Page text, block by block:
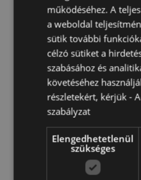
Termékjellemzők
További
Információ
Magasság 8.5cm
Doboz Mérete 9 x 6.5 x 2.5cm
5055071787331
120
0.114000
Nem
Animal Kingdom
működéséhez. A
a weboldal
sütik további
célzó sütiket a
szabásához és
követéséhez
részletekért, kérjük -
szabályzat
Elengedhetetlenül
szükséges